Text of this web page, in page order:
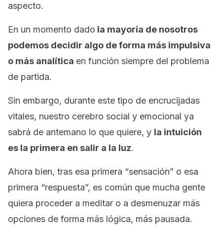
aspecto.
En un momento dado la mayoría de nosotros
podemos decidir algo de forma más impulsiva
o más analítica en función siempre del problema
de partida.
Sin embargo, durante este tipo de encrucijadas
vitales, nuestro cerebro social y emocional ya
sabrá de antemano lo que quiere, y la intuición
es la primera en salir a la luz.
Ahora bien, tras esa primera “sensación” o esa
primera “respuesta”, es común que mucha gente
quiera proceder a meditar o a desmenuzar más
opciones de forma más lógica, más pausada.